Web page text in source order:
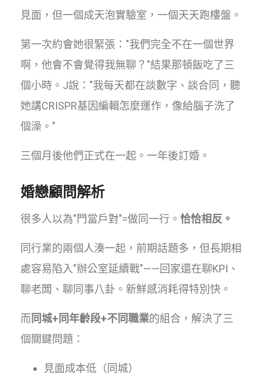
見面，但一個成天泡實驗室，一個天天跑樓盤。
第一次約會她很緊張："我們完全不在一個世界
啊，他會不會覺得我無聊？"結果那頓飯吃了三
個小時。J說："我每天都在談數字、談合同，聽
她講CRISPR基因編輯怎麼運作，像給腦子洗了
個澡。"
三個月後他們正式在一起。一年後訂婚。
婚戀顧問解析
很多人以為"門當戶對"=做同一行。 恰恰相反。
同行業的兩個人湊一起，前期話題多，但長期相
處容易陷入"辦公室延續戰"——回家還在聊KPI、
聊老闆、聊同事八卦。新鮮感消耗得特別快。
而同城+同年齡段+不同職業的組合，解決了三
個關鍵問題：
見面成本低（同城）